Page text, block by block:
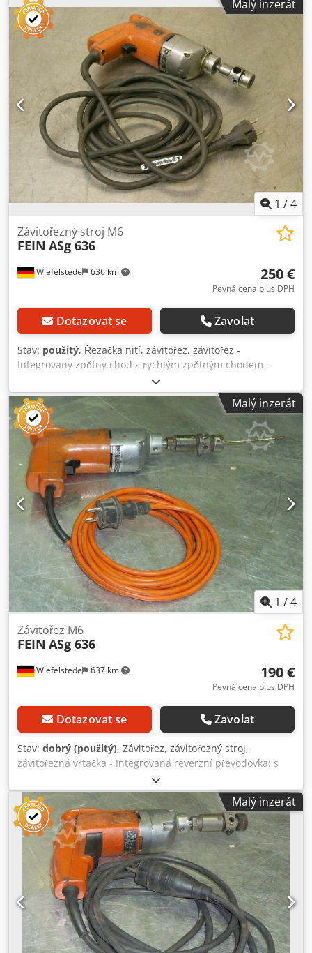
Malý inzerát
1 /4
Wiefelstede 636 km
Závitořezný stroj M6
FEIN ASg 636
250 €
Pevná cena plus DPH
Dotazovat se Zavolat
Stav: použitý, Řezačka nití, závitořez, závitořez -
Integrovaný zpětný chod s rychlým zpětným chodem -
Jmenovitá spotřeba: 230 W - Max. Řezná kapacita: M6 -
Připojení: 230 voltů - Hmotnost: 2,3 kg Djdpfxjcm I T Us
Afuock
Malý inzerát
1 /4
Wiefelstede 637 km
Závitořez M6
FEIN ASg 636
190 €
Pevná cena plus DPH
Dotazovat se Zavolat
Stav: dobrý (použitý), Závitořez, závitořezný stroj,
závitořezná vrtačka - Integrovaná reverzní převodovka: s
rychlým zpětným chodem - Jmenovitý příkon: 230 wattů -
Max. řezací výkon: M6 - Připojení: 230 voltů Dcodpfx Afjb A
N Iheuek - Hmotnost: 2,5 kg
Malý inzerát